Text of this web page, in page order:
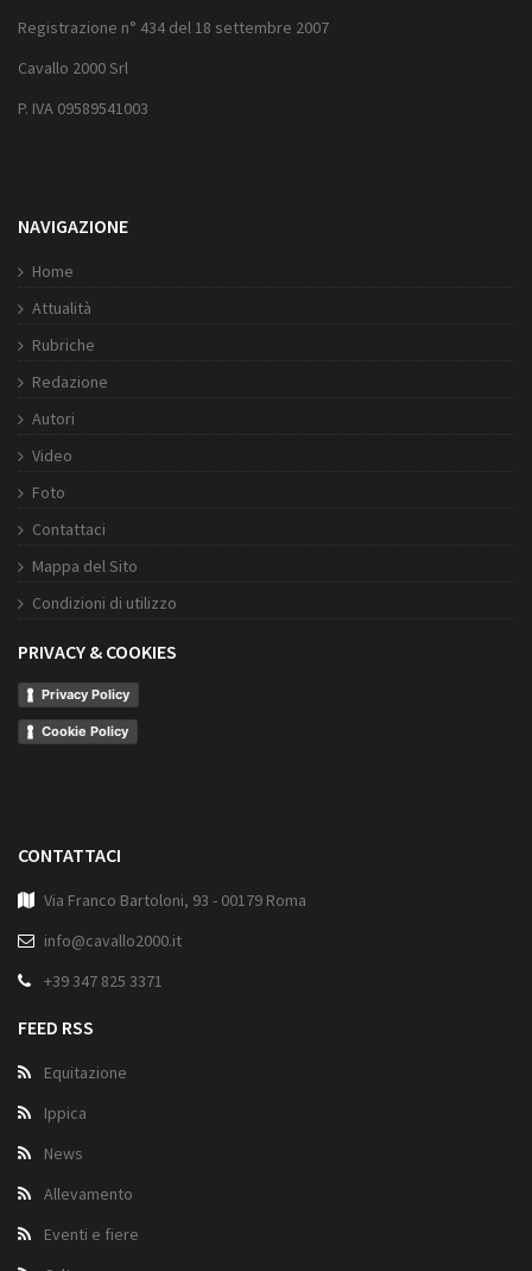
Registrazione n° 434 del 18 settembre 2007
Cavallo 2000 Srl
P. IVA 09589541003
NAVIGAZIONE
Home
Attualità
Rubriche
Redazione
Autori
Video
Foto
Contattaci
Mappa del Sito
Condizioni di utilizzo
PRIVACY & COOKIES
Privacy Policy
Cookie Policy
CONTATTACI
Via Franco Bartoloni, 93 - 00179 Roma
info@cavallo2000.it
+39 347 825 3371
FEED RSS
Equitazione
Ippica
News
Allevamento
Eventi e fiere